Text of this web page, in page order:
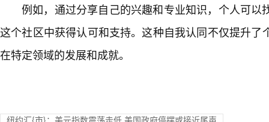
例如，通过分享自己的兴趣和专业知识，个人可以
这个社区中获得认可和支持。这种自我认同不仅提升了
在特定领域的发展和成就。
纽约汇{市}：美元指数震荡走低 美国政府停摆或接近尾声